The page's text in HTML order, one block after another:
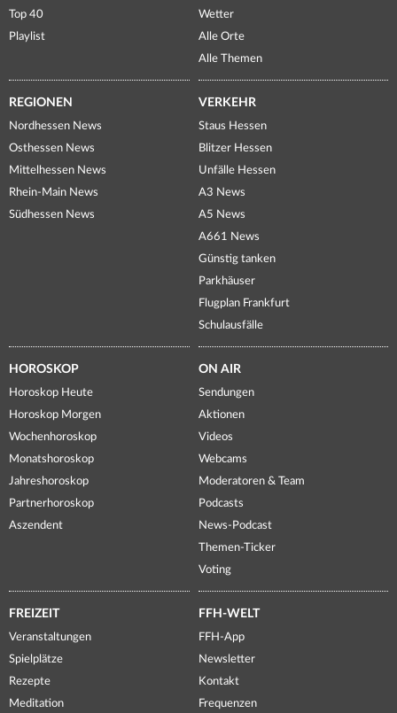
Top 40
Playlist
Wetter
Alle Orte
Alle Themen
REGIONEN
Nordhessen News
Osthessen News
Mittelhessen News
Rhein-Main News
Südhessen News
VERKEHR
Staus Hessen
Blitzer Hessen
Unfälle Hessen
A3 News
A5 News
A661 News
Günstig tanken
Parkhäuser
Flugplan Frankfurt
Schulausfälle
HOROSKOP
Horoskop Heute
Horoskop Morgen
Wochenhoroskop
Monatshoroskop
Jahreshoroskop
Partnerhoroskop
Aszendent
ON AIR
Sendungen
Aktionen
Videos
Webcams
Moderatoren & Team
Podcasts
News-Podcast
Themen-Ticker
Voting
FREIZEIT
Veranstaltungen
Spielplätze
Rezepte
Meditation
FFH-WELT
FFH-App
Newsletter
Kontakt
Frequenzen